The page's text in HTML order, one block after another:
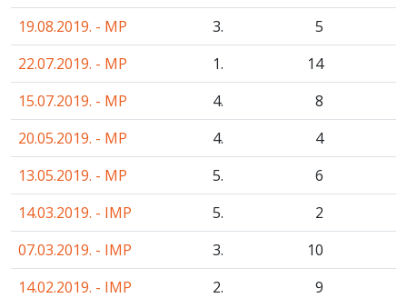
19.08.2019. - MP
3.
5
22.07.2019. - MP
1.
14
15.07.2019. - MP
4.
8
20.05.2019. - MP
4.
4
13.05.2019. - MP
5.
6
14.03.2019. - IMP
5.
2
07.03.2019. - IMP
3.
10
14.02.2019. - IMP
2.
9